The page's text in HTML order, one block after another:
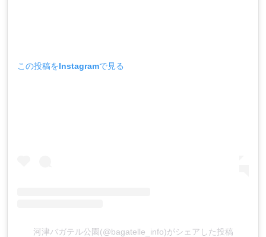
この投稿をInstagramで見る
河津バガテル公園(@bagatelle_info)がシェアした投稿